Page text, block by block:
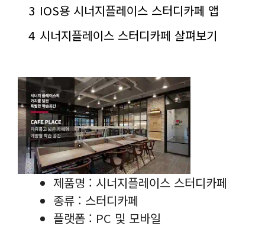
3 IOS용 시너지플레이스 스터디카페 앱
4 시너지플레이스 스터디카페 살펴보기
제품명 : 시너지플레이스 스터디카페
종류 : 스터디카페
플랫폼 : PC 및 모바일